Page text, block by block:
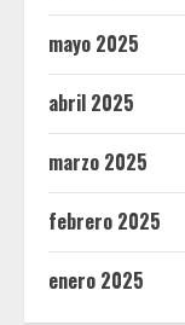
mayo 2025
abril 2025
marzo 2025
febrero 2025
enero 2025